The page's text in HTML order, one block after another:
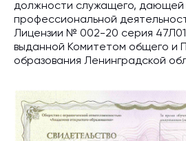
должности служащего, дающей
профессиональной
Лицензии № 002-20 серия
выданной Комитетом общего и
образования Ленинградской